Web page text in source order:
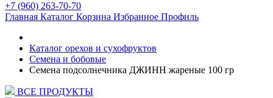
+7 (960) 263-70-70
Главная Каталог Корзина Избранное Профиль
Каталог орехов и сухофруктов
Семена и бобовые
Семена подсолнечника ДЖИНН жареные 100 гр
ВСЕ ПРОДУКТЫ